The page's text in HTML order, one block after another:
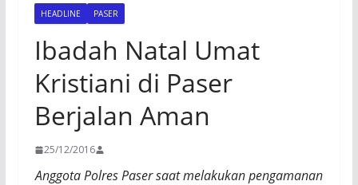
HEADLINE PASER
Ibadah Natal Umat
Kristiani di Paser
Berjalan Aman
25/12/2016
Anggota Polres Paser saat melakukan pengamanan